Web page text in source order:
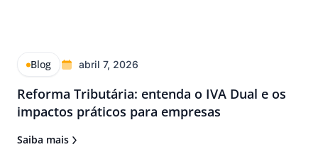
Blog abril 7, 2026
Reforma Tributária: entenda o IVA Dual e os
impactos práticos para empresas
Saiba mais